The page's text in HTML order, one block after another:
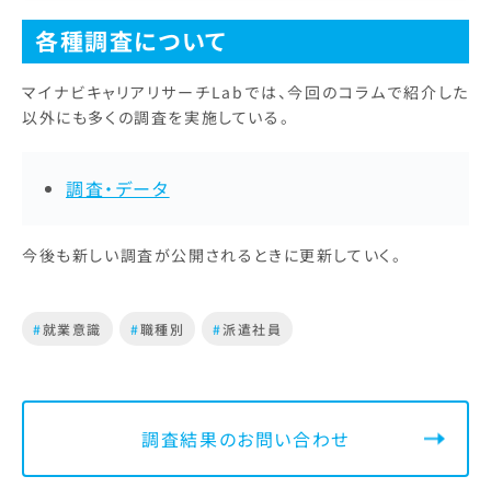
各種調査について
マイナビキャリアリサーチLabでは、今回のコラムで紹介した
以外にも多くの調査を実施している。
調査・データ
今後も新しい調査が公開されるときに更新していく。
#就業意識 #職種別 #派遣社員
調査結果のお問い合わせ